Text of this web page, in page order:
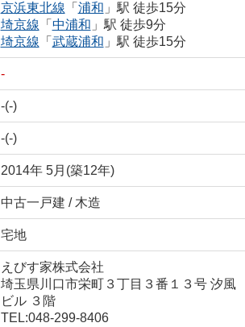
京浜東北線 「 浦和 」駅 徒歩15分
埼京線 「 中浦和 」駅 徒歩9分
埼京線 「 武蔵浦和 」駅 徒歩15分
-
-(-)
-(-)
2014年 5月(築12年)
中古一戸建 / 木造
宅地
えびす家株式会社
埼玉県川口市栄町３丁目３番１３号 汐風
ビル ３階
TEL:048-299-8406